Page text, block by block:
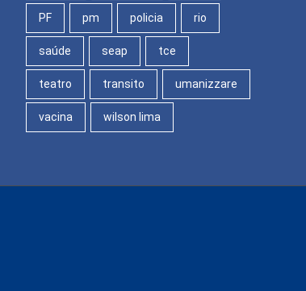
PF pm policia rio
saúde seap tce
teatro transito umanizzare
vacina wilson lima